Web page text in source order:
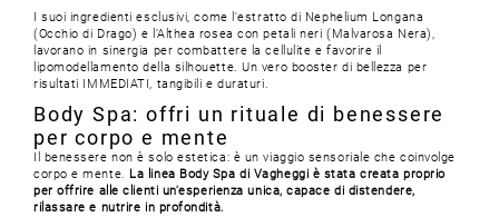
I suoi ingredienti esclusivi, come l'estratto di Nephelium Longana
(Occhio di Drago) e l’Althea rosea con petali neri (Malvarosa Nera),
lavorano in sinergia per combattere la cellulite e favorire il
lipomodellamento della silhouette. Un vero booster di bellezza per
risultati IMMEDIATI, tangibili e duraturi.
Body Spa: offri un rituale di benessere
per corpo e mente
Il benessere non è solo estetica: è un viaggio sensoriale che coinvolge
corpo e mente. La linea Body Spa di Vagheggi è stata creata proprio
per offrire alle clienti un'esperienza unica, capace di distendere,
rilassare e nutrire in profondità.